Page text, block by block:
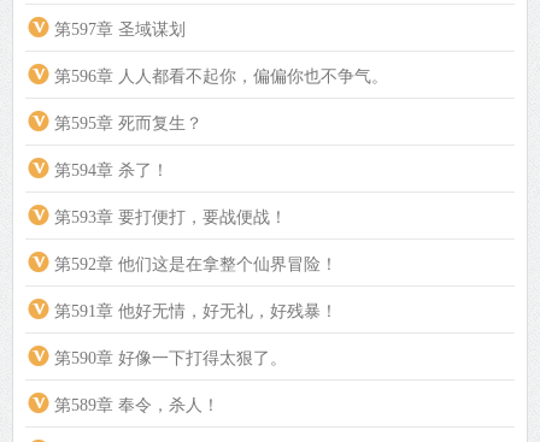
第597章 圣域谋划
第596章 人人都看不起你，偏偏你也不争气。
第595章 死而复生？
第594章 杀了！
第593章 要打便打，要战便战！
第592章 他们这是在拿整个仙界冒险！
第591章 他好无情，好无礼，好残暴！
第590章 好像一下打得太狠了。
第589章 奉令，杀人！